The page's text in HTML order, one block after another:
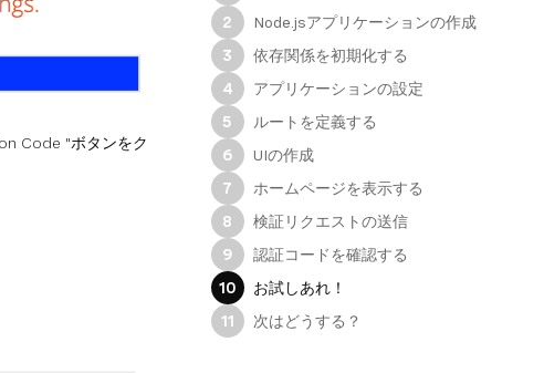
Code "ボタンをク
2
Node.jsアプリケーションの作成
3
依存関係を初期化する
4
アプリケーションの設定
5
ルートを定義する
6
UIの作成
7
ホームページを表示する
8
検証リクエストの送信
9
認証コードを確認する
10
お試しあれ！
11
次はどうする？